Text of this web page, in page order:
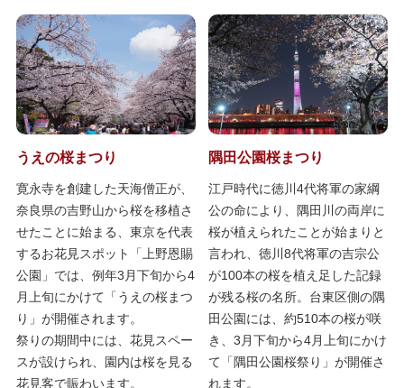
うえの桜まつり
寛永寺を創建した天海僧正が、
奈良県の吉野山から桜を移植さ
せたことに始まる、東京を代表
するお花見スポット「上野恩賜
公園」では、例年3月下旬から4
月上旬にかけて「うえの桜まつ
り」が開催されます。
祭りの期間中には、花見スペー
スが設けられ、園内は桜を見る
花見客で賑わいます。
隅田公園桜まつり
江戸時代に徳川4代将軍の家綱
公の命により、隅田川の両岸に
桜が植えられたことが始まりと
言われ、徳川8代将軍の吉宗公
が100本の桜を植え足した記録
が残る桜の名所。台東区側の隅
田公園には、約510本の桜が咲
き、3月下旬から4月上旬にかけ
て「隅田公園桜祭り」が開催さ
れます。